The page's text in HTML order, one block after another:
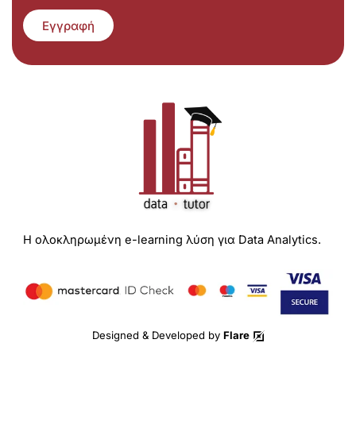
Εγγραφή
Η ολοκληρωμένη e-learning λύση για Data Analytics.
Designed & Developed by Flare